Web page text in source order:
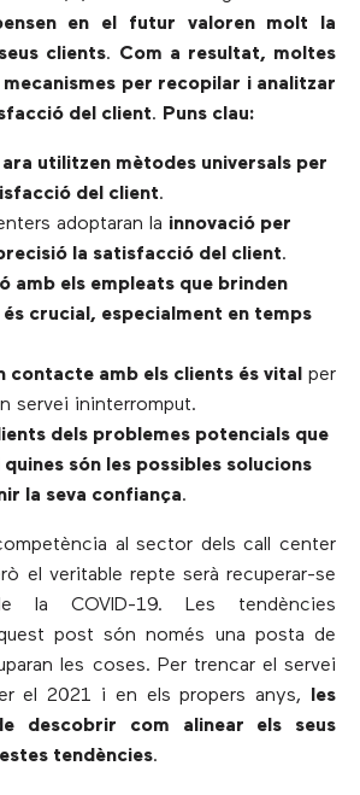
en el futur valoren molt la
clients. Com a resultat, moltes
per recopilar i analitzar
del client. Puns clau:
utilitzen mètodes universals per
del client.
adoptaran la innovació per
la satisfacció del client.
amb els empleats que brinden
crucial, especialment en temps
contacte amb els clients és vital per
servei ininterromput.
dels problemes potencials que
són les possibles solucions
la seva confiança.
al sector dels call center
el veritable repte serà recuperar-se
la COVID-19. Les tendències
post són només una posta de
les coses. Per trencar el servei
el 2021 i en els propers anys, les
descobrir com alinear els seus
tendències.